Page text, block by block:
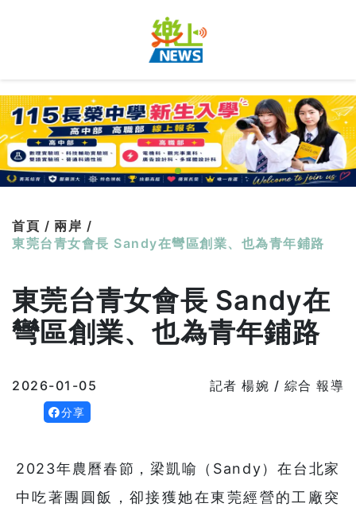
首頁 / 兩岸 /
東莞台青女會長 Sandy在彎區創業、也為青年鋪路
東莞台青女會長 Sandy在
彎區創業、也為青年鋪路
2026-01-05 記者 楊婉 / 綜合 報導
分享
2023年農曆春節，梁凱喻（Sandy）在台北家
中吃著團圓飯，卻接獲她在東莞經營的工廠突